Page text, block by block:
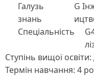
Галузь
знань
G
Спеціальність
Ступінь вищої
Термін навчання: 4